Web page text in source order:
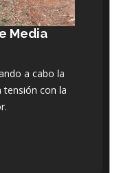
Media
a cabo la
tensión con la